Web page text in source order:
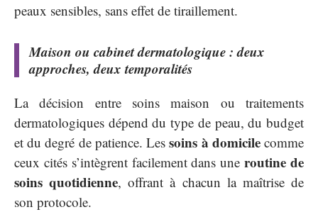
peaux sensibles, sans effet de tiraillement.
Maison ou cabinet dermatologique : deux
approches, deux temporalités
La décision entre soins maison ou traitements
dermatologiques dépend du type de peau, du budget
et du degré de patience. Lessoins à domicilecomme
ceux cités s’intègrent facilement dans uneroutine de
soins quotidienne, offrant à chacun la maîtrise de
son protocole.